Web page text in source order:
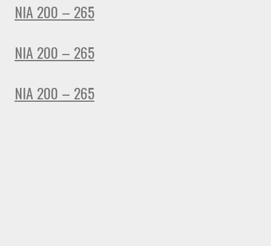
NIA 200 – 265
NIA 200 – 265
NIA 200 – 265